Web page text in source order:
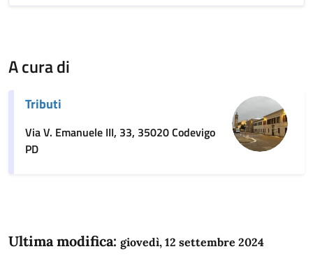
A cura di
Tributi
Via V. Emanuele III, 33, 35020 Codevigo
PD
Ultima modifica: giovedì, 12 settembre 2024